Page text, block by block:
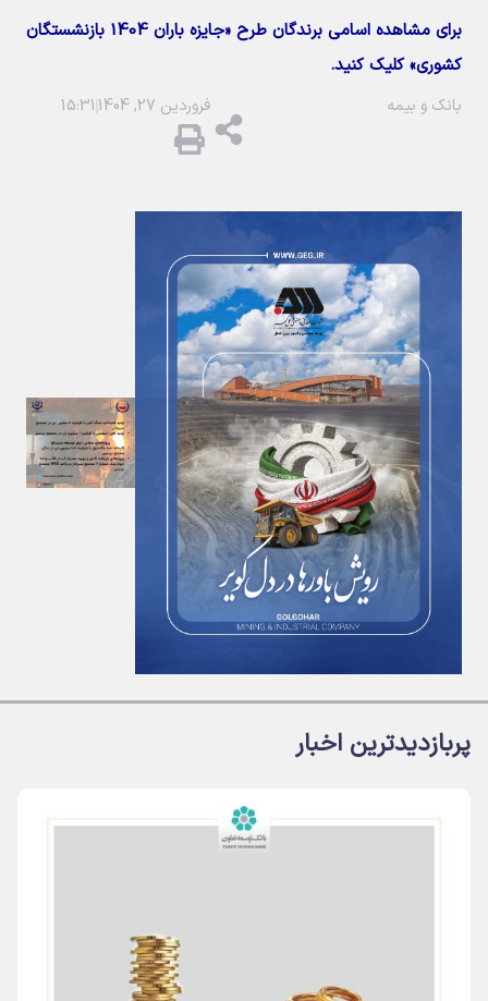
برای مشاهده اسامی برندگان طرح «جایزه باران 1404 بازنشستگان
کشوری» کلیک کنید.
بانک و بیمه فروردین 27, 1404 15:31
پربازدیدترین اخبار